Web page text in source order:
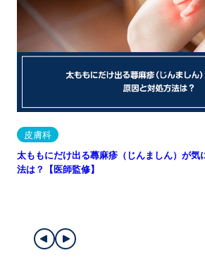
皮膚科
太ももにだけ出る蕁麻疹（じんましん）が気
法は？【医師監修】